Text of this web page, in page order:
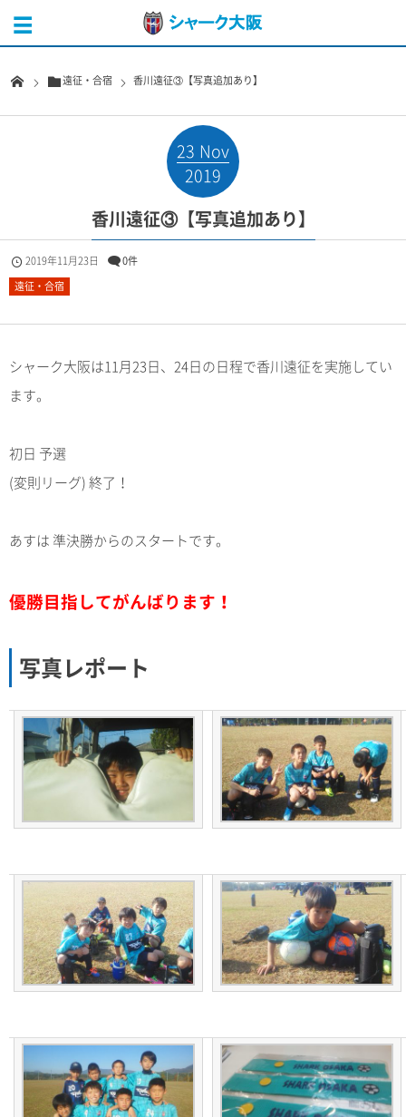
遠征・合宿 香川遠征③【写真追加あり】
23 Nov
2019
香川遠征③【写真追加あり】
2019年11月23日
0件
遠征・合宿
シャーク大阪は11月23日、24日の日程で香川遠征を実施してい
ます。
初日 予選
(変則リーグ) 終了！
あすは 準決勝からのスタートです。
優勝目指してがんばります！
写真レポート